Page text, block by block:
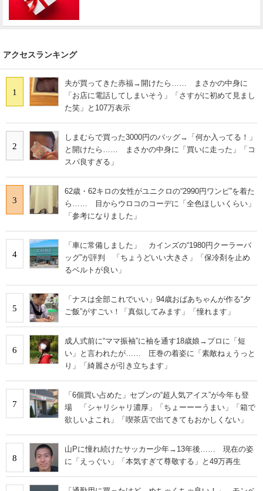
アクセスランキング
1
夫が買ってきた赤福→開けたら…… まさかの中身に
「お店に電話してしまいそう」「さすがに初めて見まし
た笑」と107万表示
2
しまむらで買った3000円のバッグ→「何か入ってる！」
と開けたら…… まさかの中身に「買いに走った」「コ
スパ良すぎる」
3
62歳・62キロの女性がユニクロの“2990円ワンピ”を着た
ら…… 目からウロコのコーデに「全色ほしいくらい」
「参考になりました」
4
「車に常備しました」 カインズの“1980円クーラーバ
ッグ”が評判 「ちょうどいい大きさ」「保冷剤を止め
るベルトが良い」
5
「ナスは全部これでいい」94歳おばあちゃんが作る“夕
ご飯”がすごい！「真似してみます」「憧れます」
6
成人式前に“ママ振袖”に袖を通す18歳娘→プロに「短
い」と言われたが…… 圧巻の着姿に「素敵ねぇうっと
り」「綺麗さが引き立ちます」
7
「6個買い占めた」セブンの“超人気アイス”が今年も登
場 「シャリシャリ濃厚」「ちょーーーうまい」「箱で
欲しいよこれ」「喫茶店で出てきてもおかしくない」
8
山Pに憧れ続けたサッカー少年→13年後…… 現在の姿
に「えっぐい」「本気すぎて尊敬する」と49万再生